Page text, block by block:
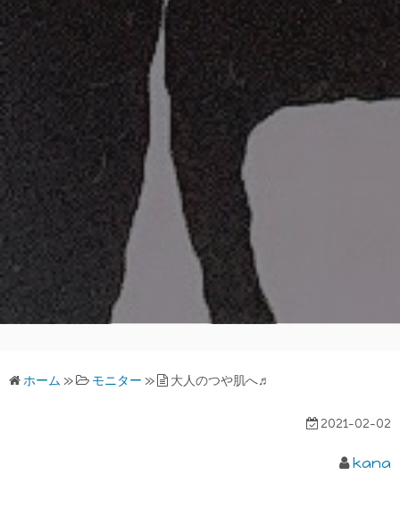
ホーム » モニター » 大人のつや肌へ♬
2021-02-02
kana